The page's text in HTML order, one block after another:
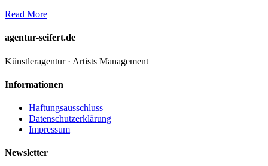
Read More
agentur-seifert.de
Künstleragentur · Artists Management
Informationen
Haftungsausschluss
Datenschutzerklärung
Impressum
Newsletter